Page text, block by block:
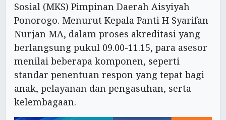
Sosial (MKS) Pimpinan Daerah Aisyiyah
Ponorogo. Menurut Kepala Panti H Syarifan
Nurjan MA, dalam proses akreditasi yang
berlangsung pukul 09.00-11.15, para asesor
menilai beberapa komponen, seperti
standar penentuan respon yang tepat bagi
anak, pelayanan dan pengasuhan, serta
kelembagaan.